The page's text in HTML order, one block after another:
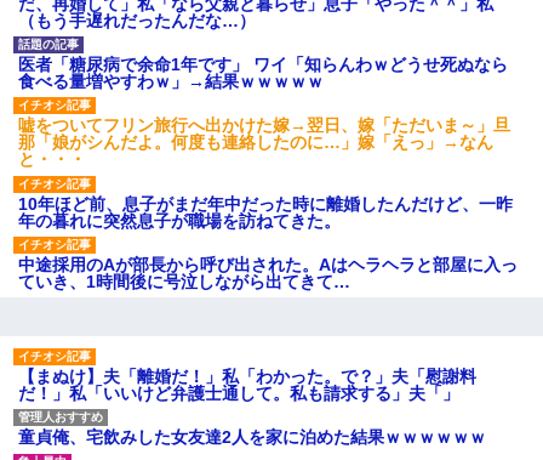
触らないでよ！」キチママ『そ
こに金庫があったから、開けて
みようとしただけ☆』義兄「泥
は出てけ！二度と来るな！」結
果・・・
私「初めて飲む味だけどなん
のお茶？」彼「ちっ！」私「」
【GIF】JSのカンチョーワロ
タ
後続車にクラクションを鳴ら
され彼氏が逆切れ。「何クラク
ション鳴らしてんだ！降りてこ
いよ！」と怒鳴りだし...
【衝撃】報酬100万円超の治験
募集がこちらｗｗｗｗｗ(※画像
ワマン頂き女子のこの動画、す
げえええええｗｗｗｗｗｗｗｗ
ｗｗｗ
【愕然】白のクラウン俺氏、
高速道路左車線を制限速度で走
った結果wwwwwwwwwwww
（もう手遅れだったんだな…）
医者「糖尿病で余命1年です」 ワイ「知らんわｗどうせ死ぬなら
食べる量増やすわｗ」→結果ｗｗｗｗｗ
嘘をついてフリン旅行へ出かけた嫁→翌日、嫁「ただいま～」旦
那「娘がシんだよ。何度も連絡したのに…」嫁「えっ」→なん
と・・・
10年ほど前、息子がまだ年中だった時に離婚したんだけど、一昨
年の暮れに突然息子が職場を訪ねてきた。
中途採用のAが部長から呼び出された。Aはヘラヘラと部屋に入っ
ていき、1時間後に号泣しながら出てきて…
【まぬけ】夫「離婚だ！」私「わかった。で？」夫「慰謝料
だ！」私「いいけど弁護士通して。私も請求する」夫「」
童貞俺、宅飲みした女友達2人を家に泊めた結果ｗｗｗｗｗｗ